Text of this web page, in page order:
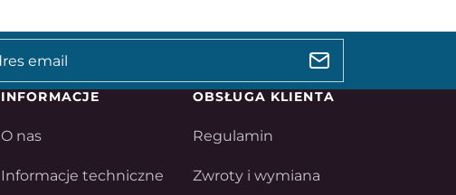
INFORMACJE
O nas
Informacje techniczne
OBSŁUGA KLIENTA
Regulamin
Zwroty i wymiana